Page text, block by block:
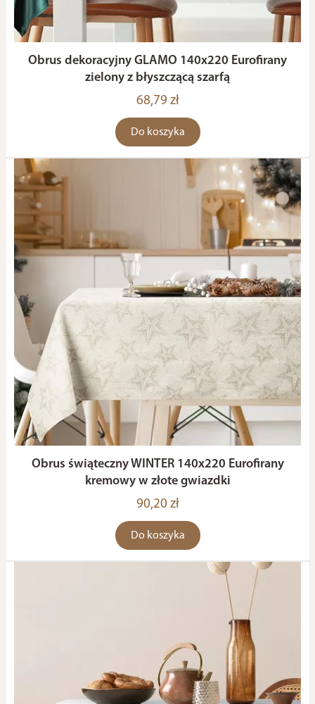
Obrus dekoracyjny GLAMO 140x220 Eurofirany
zielony z błyszczącą szarfą
68,79 zł
Do koszyka
Obrus świąteczny WINTER 140x220 Eurofirany
kremowy w złote gwiazdki
90,20 zł
Do koszyka